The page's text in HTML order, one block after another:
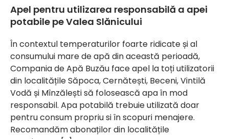
Apel pentru utilizarea responsabilă a apei
potabile pe Valea Slănicului
În contextul temperaturilor foarte ridicate și al
consumului mare de apă din această perioadă,
Compania de Apă Buzău face apel la toți utilizatorii
din localitățile Săpoca, Cernătești, Beceni, Vintilă
Vodă și Mînzălești să folosească apa în mod
responsabil. Apa potabilă trebuie utilizată doar
pentru consum propriu si în scopuri menajere.
Recomandăm abonaților din localitățile